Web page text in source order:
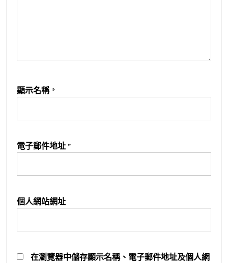
顯示名稱 *
電子郵件地址 *
個人網站網址
在瀏覽器中儲存顯示名稱、電子郵件地址及個人網